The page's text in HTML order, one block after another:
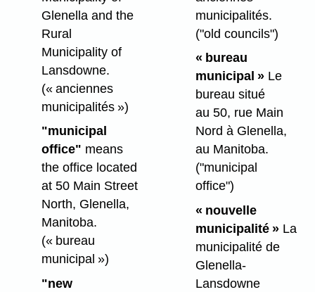
Glenella and the
Rural
Municipality of
Lansdowne.
(« anciennes
municipalités »)
"municipal
office" means
the office located
at 50 Main Street
North, Glenella,
Manitoba.
(« bureau
municipal »)
"new
municipalités.
("old councils")
« bureau
municipal »Le
bureau situé
au 50, rue Main
Nord à Glenella,
au Manitoba.
("municipal
office")
« nouvelle
municipalité »La
municipalité de
Glenella-
Lansdowne